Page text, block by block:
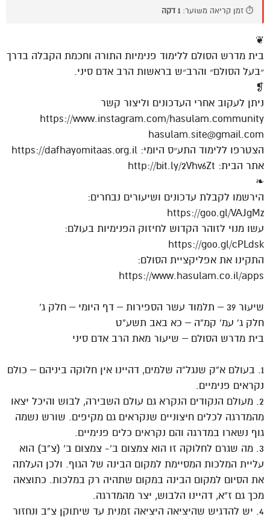
⏱️ זמן קריאה משוער: 1 דקה
❦
בית מדרש הסולם ללימוד פנימיות התורה וחכמת הקבלה בדרך
״בעל הסולם״ והרב״ש בראשות הרב אדם סיני.
❡
ניתן לעקוב אחרי העדכונים וליצור קשר
https://www.instagram.com/hasulam.community
hasulam.site@gmail.com
הצטרפו ללימוד התע״ס היומי: https://dafhayomitaas.org.il
אתר הבית: http://bit.ly/2Vhv6Zt
❧
הירשמו לקבלת עדכונים ושיעורים נבחרים:
https://goo.gl/VAJgMz
עשו מנוי לזוהר הקדוש לחיזוק הפנימיות בעולם:
https://goo.gl/cPLdsk
התקינו את אפליקציית הסולם:
https://www.hasulam.co.il/apps
שיעור 39 – תלמוד עשר הספירות – דף היומי – חלק ג’
חלק ג’ עמ’ קמ”ה – כא באב תשע”ט
בית מדרש הסולם – שיעור מאת הרב אדם סיני
1. בעולם א”ק שנגל”ה שלמים, דהיינו אין חלוקה ביניהם – כולם
נקראים פנימיים.
2. מעולם הנקודים הנקרא גם עולם השבירה, לבוש והיכל יצאו
מהמדרגה לכלים חיצוניים שנקראים גם מקיפים. שורש נשמה
גוף נשארו במדרגה והם נקראים כלים פנימיים.
3. מה שגרם לחלוקה זו הוא צמצום ב’- צמצום ב’ (צ”ב) הוא
עליית המלכות המסיימת למקום הבינה של הגוף. ולכן העלתה
את הסיום למקום הבינה במקום שתהיה רק במלכות. כתוצאה
מכך גם ז”א, דהיינו הלבוש, יצר מהמדרגה.
4. יש להדגיש שהיציאה היציאה זמנית עד שיתוקן צ”ב ונחזור